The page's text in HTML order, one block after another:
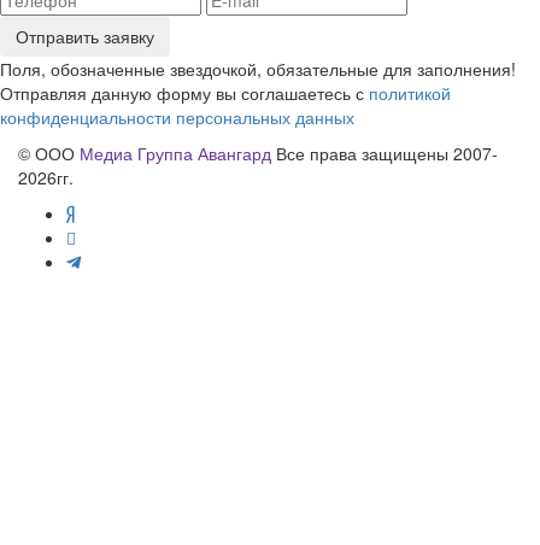
Отправить заявку
Поля, обозначенные звездочкой, обязательные для заполнения!
Отправляя данную форму вы соглашаетесь с политикой
конфиденциальности персональных данных
© ООО Медиа Группа Авангард Все права защищены 2007-
2026гг.